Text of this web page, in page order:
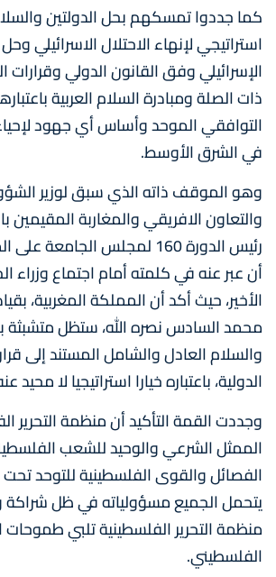
كما جددوا تمسكهم بحل الدولتين
استراتيجي لإنهاء الاحتلال الاسرائيلي
الإسرائيلي وفق القانون الدولي وقرارات
ذات الصلة ومبادرة السلام العربية
التوافقي الموحد وأساس أي جهود
في الشرق الأوسط.
وهو الموقف ذاته الذي سبق لوزير
والتعاون الافريقي والمغاربة المقيمين
رئيس الدورة 160 لمجلس
أن عبر عنه في كلمته أمام اجتماع وزراء
الأخير، حيث أكد أن المملكة المغربية،
محمد السادس نصره الله، ستظل متشبثة
والسلام العادل والشامل المستند إلى
الدولية، باعتباره خيارا استراتيجيا لا محيد
وجددت القمة التأكيد أن منظمة التحرير
الممثل الشرعي والوحيد للشعب
الفصائل والقوى الفلسطينية للتوحد
يتحمل الجميع مسؤولياته في ظل شراكة
منظمة التحرير الفلسطينية تلبي
الفلسطيني.